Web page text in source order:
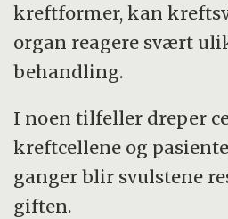
kreftformer, kan
organ reagere svært
behandling.
I noen tilfeller dreper
kreftcellene og
ganger blir svulstene
giften.